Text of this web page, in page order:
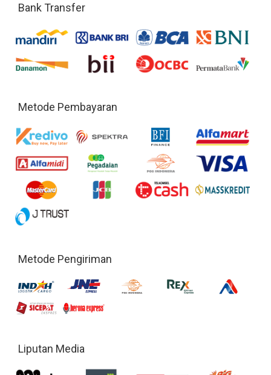
Bank Transfer
Metode Pembayaran
Metode Pengiriman
Liputan Media